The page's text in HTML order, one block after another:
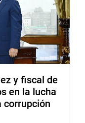
”, indicó la
mujeres que
de Wasi Organics;
El Rocoto y
de Hoteles y
de la
y fiscal de
en la lucha
corrupción